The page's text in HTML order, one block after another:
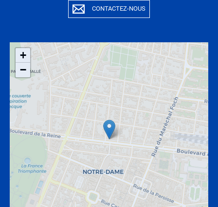
CONTACTEZ-NOUS
+
−